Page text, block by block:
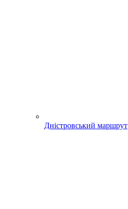
Дністровський маршрут